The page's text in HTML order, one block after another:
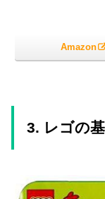
Amazon
3. レゴの